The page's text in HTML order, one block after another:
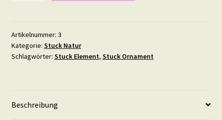
Stuck
Ornament
-
cm
Artikelnummer: 3
Kategorie: Stuck Natur
Schlagwörter: Stuck Element, Stuck Ornament
Beschreibung